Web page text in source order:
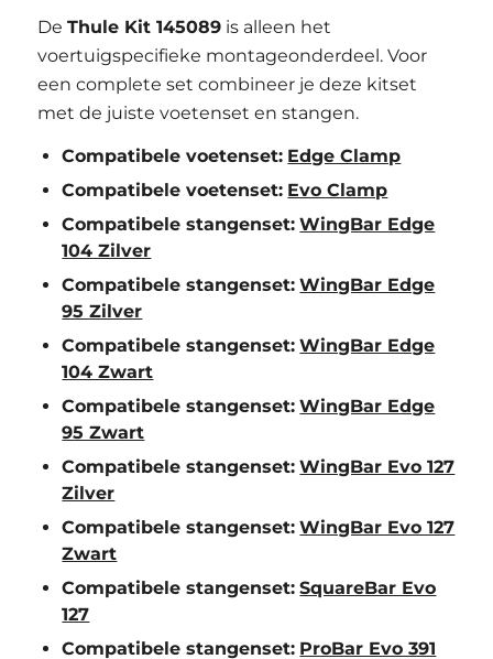
DeThule Kit 145089 is alleen het
voertuigspecifieke montageonderdeel. Voor
een complete set combineer je deze kitset
met de juiste voetenset en stangen.
Compatibele voetenset: Edge Clamp
Compatibele voetenset: Evo Clamp
Compatibele stangenset: WingBar Edge
104 Zilver
Compatibele stangenset: WingBar Edge
95 Zilver
Compatibele stangenset: WingBar Edge
104 Zwart
Compatibele stangenset: WingBar Edge
95 Zwart
Compatibele stangenset: WingBar Evo 127
Zilver
Compatibele stangenset: WingBar Evo 127
Zwart
Compatibele stangenset: SquareBar Evo
127
Compatibele stangenset: ProBar Evo 391